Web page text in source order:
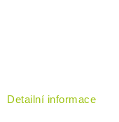
Detailní informace